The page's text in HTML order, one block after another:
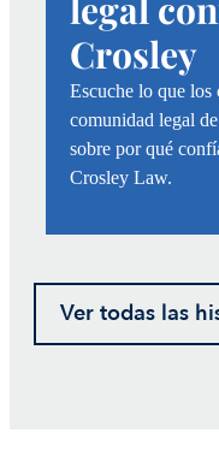
Crosley
Escuche lo que los
comunidad legal
sobre por qué
Crosley Law.
Ver todas las